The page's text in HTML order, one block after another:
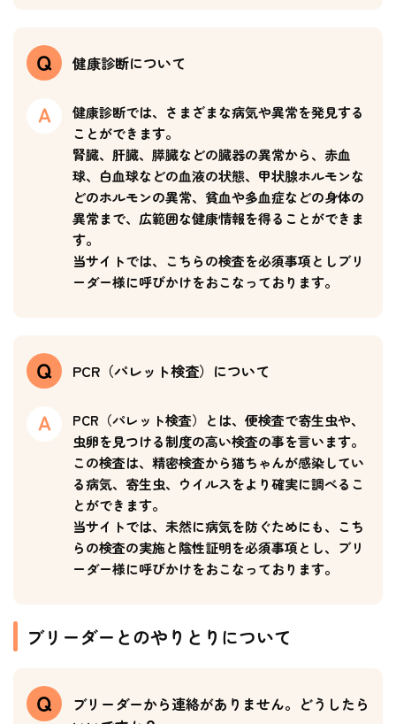
健康診断について
健康診断では、さまざまな病気や異常を発見する
ことができます。
腎臓、肝臓、膵臓などの臓器の異常から、赤血
球、白血球などの血液の状態、甲状腺ホルモンな
どのホルモンの異常、貧血や多血症などの身体の
異常まで、広範囲な健康情報を得ることができま
す。
当サイトでは、こちらの検査を必須事項としブリ
ーダー様に呼びかけをおこなっております。
PCR（パレット検査）について
PCR（パレット検査）とは、便検査で寄生虫や、
虫卵を見つける制度の高い検査の事を言います。
この検査は、精密検査から猫ちゃんが感染してい
る病気、寄生虫、ウイルスをより確実に調べるこ
とができます。
当サイトでは、未然に病気を防ぐためにも、こち
らの検査の実施と陰性証明を必須事項とし、ブリ
ーダー様に呼びかけをおこなっております。
ブリーダーとのやりとりについて
ブリーダーから連絡がありません。どうしたら